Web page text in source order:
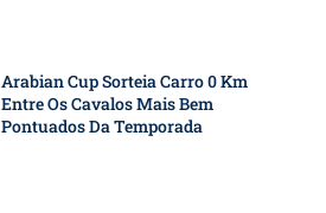
Arabian Cup Sorteia Carro 0 Km
Entre Os Cavalos Mais Bem
Pontuados Da Temporada